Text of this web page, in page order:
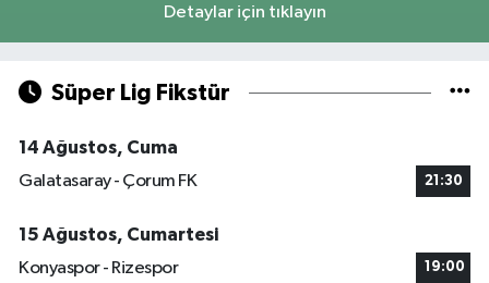
Detaylar için tıklayın
Süper Lig Fikstür
14 Ağustos, Cuma
Galatasaray - Çorum FK
21:30
15 Ağustos, Cumartesi
Konyaspor - Rizespor
19:00